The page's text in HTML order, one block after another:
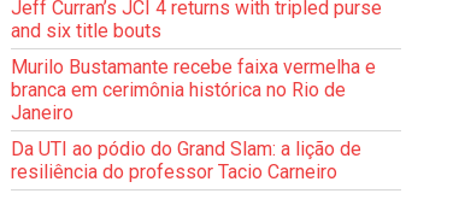
Jeff Curran’s JCI 4 returns with tripled purse
and six title bouts
Murilo Bustamante recebe faixa vermelha e
branca em cerimônia histórica no Rio de
Janeiro
Da UTI ao pódio do Grand Slam: a lição de
resiliência do professor Tacio Carneiro